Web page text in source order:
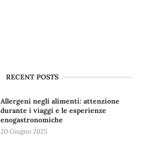
RECENT POSTS
Allergeni negli alimenti: attenzione
durante i viaggi e le esperienze
enogastronomiche
20 Giugno 2025